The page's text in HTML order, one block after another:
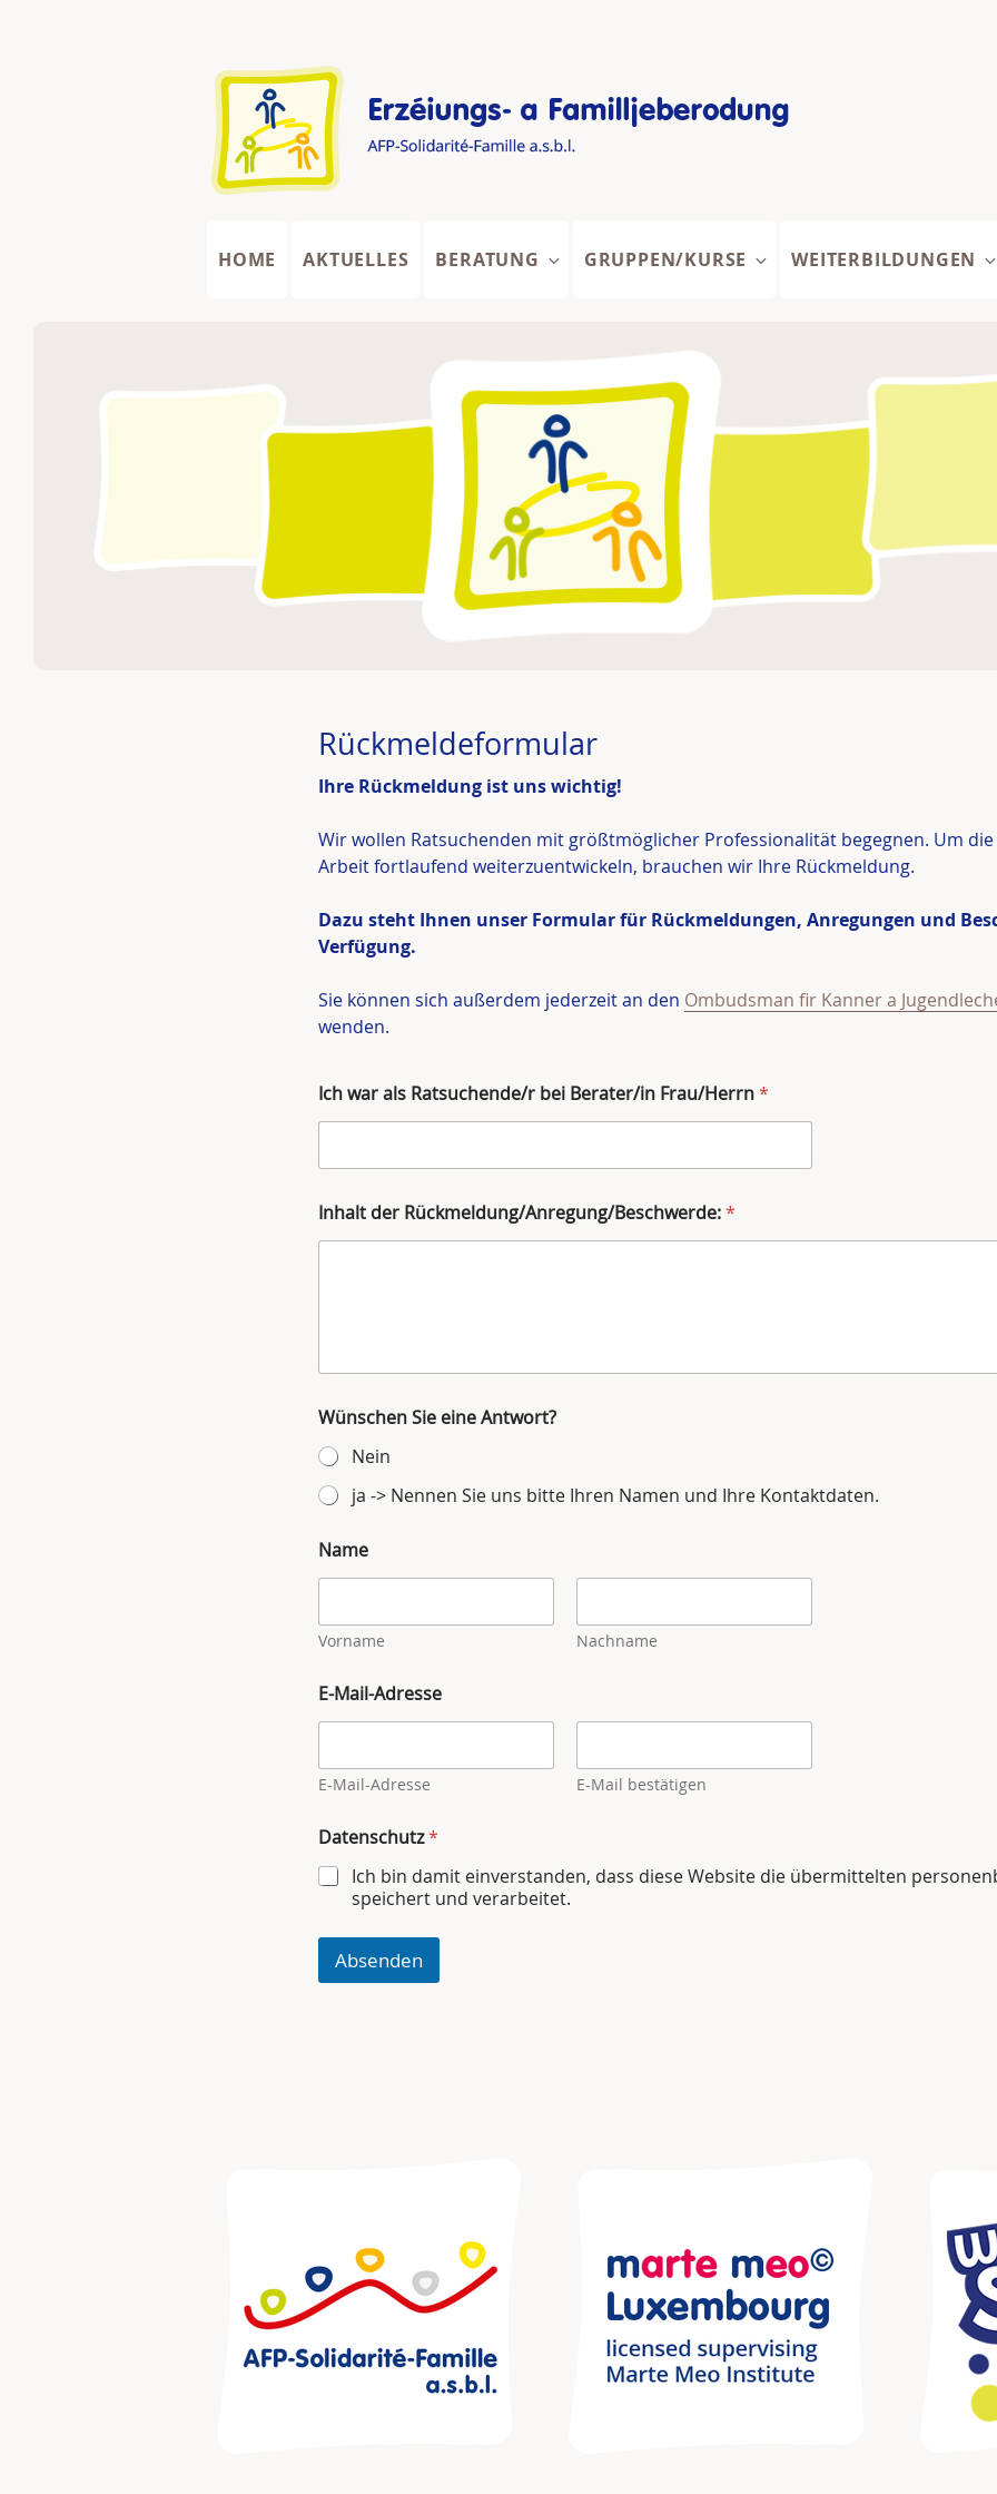
HOME AKTUELLES BERATUNG GRUPPEN/KURSE WEITERBILDUNGEN
Rückmeldeformular
Ihre Rückmeldung ist uns wichtig!
Wir wollen Ratsuchenden mit größtmöglicher Professionalität begegnen. Um
Arbeit fortlaufend weiterzuentwickeln, brauchen wir Ihre Rückmeldung.
Dazu steht Ihnen unser Formular für Rückmeldungen, Anregungen und
Verfügung.
Sie können sich außerdem jederzeit an den Ombudsman fir Kanner a
wenden.
Ich war als Ratsuchende/r bei Berater/in Frau/Herrn*
Inhalt der Rückmeldung/Anregung/Beschwerde:*
Wünschen Sie eine Antwort?
Nein
ja -> Nennen Sie uns bitte Ihren Namen und Ihre Kontaktdaten.
Name
Vorname Nachname
E-Mail-Adresse
E-Mail-Adresse E-Mail bestätigen
Datenschutz*
Ich bin damit einverstanden, dass diese Website die übermittelten
speichert und verarbeitet.
Absenden